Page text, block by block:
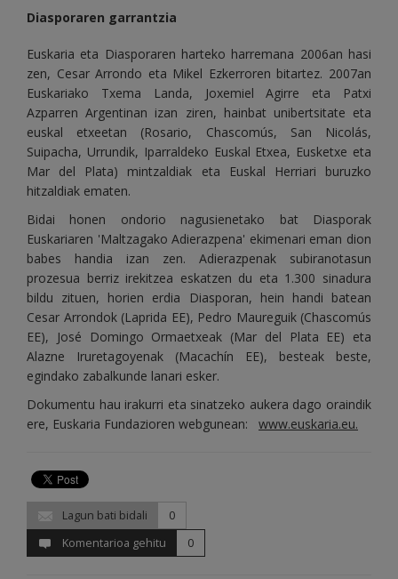
Diasporaren garrantzia
Euskaria eta Diasporaren harteko harremana 2006an hasi
zen, Cesar Arrondo eta Mikel Ezkerroren bitartez. 2007an
Euskariako Txema Landa, Joxemiel Agirre eta Patxi
Azparren Argentinan izan ziren, hainbat unibertsitate eta
euskal etxeetan (Rosario, Chascomús, San Nicolás,
Suipacha, Urrundik, Iparraldeko Euskal Etxea, Eusketxe eta
Mar del Plata) mintzaldiak eta Euskal Herriari buruzko
hitzaldiak ematen.
Bidai honen ondorio nagusienetako bat Diasporak
Euskariaren 'Maltzagako Adierazpena' ekimenari eman dion
babes handia izan zen. Adierazpenak subiranotasun
prozesua berriz irekitzea eskatzen du eta 1.300 sinadura
bildu zituen, horien erdia Diasporan, hein handi batean
Cesar Arrondok (Laprida EE), Pedro Maureguik (Chascomús
EE), José Domingo Ormaetxeak (Mar del Plata EE) eta
Alazne Iruretagoyenak (Macachín EE), besteak beste,
egindako zabalkunde lanari esker.
Dokumentu hau irakurri eta sinatzeko aukera dago oraindik
ere, Euskaria Fundazioren webgunean: www.euskaria.eu.
Lagun bati bidali
0
Komentarioa gehitu
0